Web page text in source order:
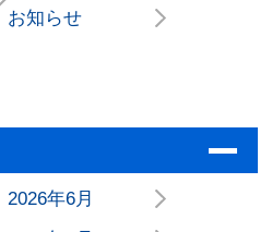
お知らせ
2026年6月